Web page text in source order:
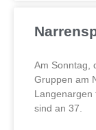
Am Sonntag,
Gruppen am
Langenargen
sind an 37.